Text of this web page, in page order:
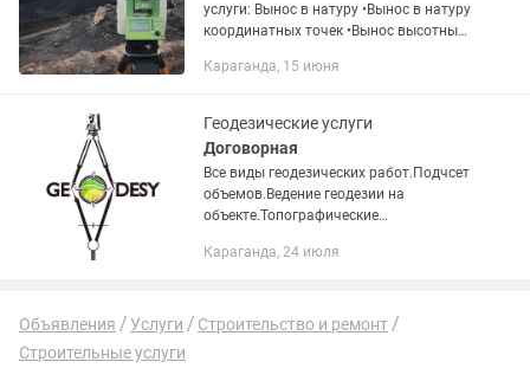
услуги: Вынос в натуру •Вынос в натуру
координатных точек •Вынос высотных
сооружений •Вынос фундаментов под
Караганда, 15 июня
Геодезические услуги
Договорная
Все виды геодезических работ.Подчсет
объемов.Ведение геодезии на
объекте.Топографические
расчет.Система скидок.
Караганда, 24 июля
Объявления Услуги
Строительство и ремонт
Строительные услуги